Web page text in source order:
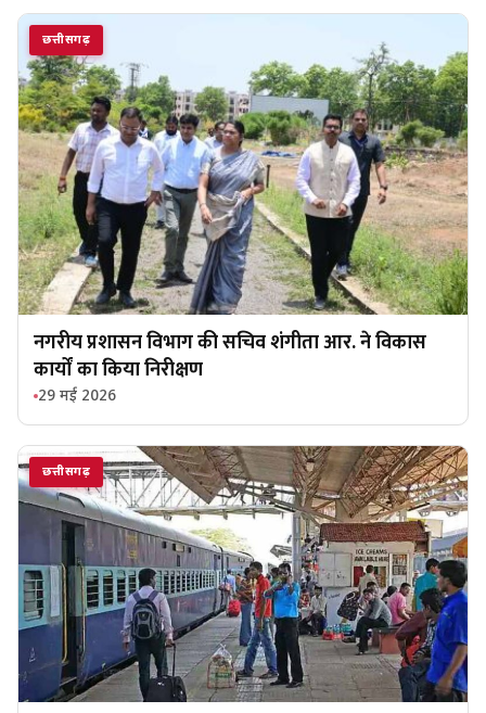
छत्तीसगढ़
नगरीय प्रशासन विभाग की सचिव शंगीता आर. ने विकास
कार्यों का किया निरीक्षण
29 मई 2026
छत्तीसगढ़